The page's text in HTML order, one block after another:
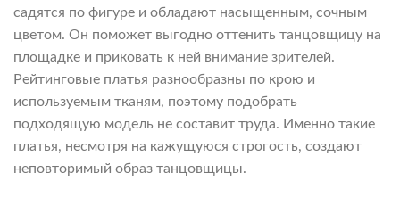
садятся по фигуре и обладают насыщенным, сочным
цветом. Он поможет выгодно оттенить танцовщицу на
площадке и приковать к ней внимание зрителей.
Рейтинговые платья разнообразны по крою и
используемым тканям, поэтому подобрать
подходящую модель не составит труда. Именно такие
платья, несмотря на кажущуюся строгость, создают
неповторимый образ танцовщицы.